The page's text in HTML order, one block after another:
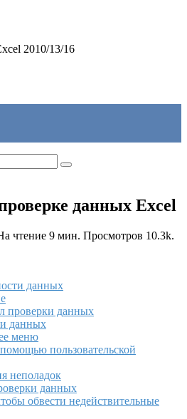
2010/13/16
данных Excel
чтение 9 мин. Просмотров 10.3k.
данных
проверки данных
данных
меню
пользовательской
неполадок
данных
обвести недействительные